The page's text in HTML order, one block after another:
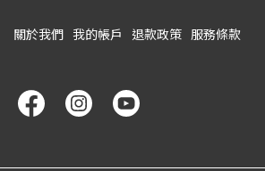
關於我們 我的帳戶 退款政策 服務條款